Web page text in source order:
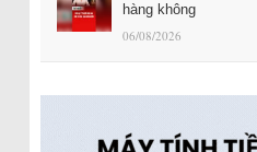
hàng không
06/08/2026